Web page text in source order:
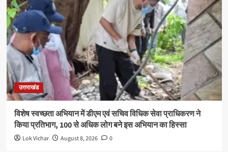
उत्तराखंड
विशेष स्वच्छता अभियान में डीएम एवं सचिव विधिक सेवा प्राधिकरण ने
किया प्रतिभाग, 100 से अधिक लोग बने इस अभियान का हिस्सा
Lok Vichar August 8, 2026 0